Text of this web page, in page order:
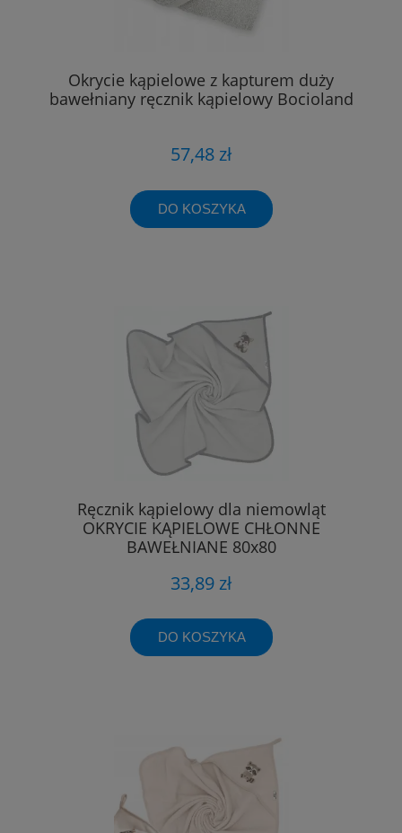
Okrycie kąpielowe z kapturem duży
bawełniany ręcznik kąpielowy Bocioland
57,48 zł
DO KOSZYKA
Ręcznik kąpielowy dla niemowląt
OKRYCIE KĄPIELOWE CHŁONNE
BAWEŁNIANE 80x80
33,89 zł
DO KOSZYKA